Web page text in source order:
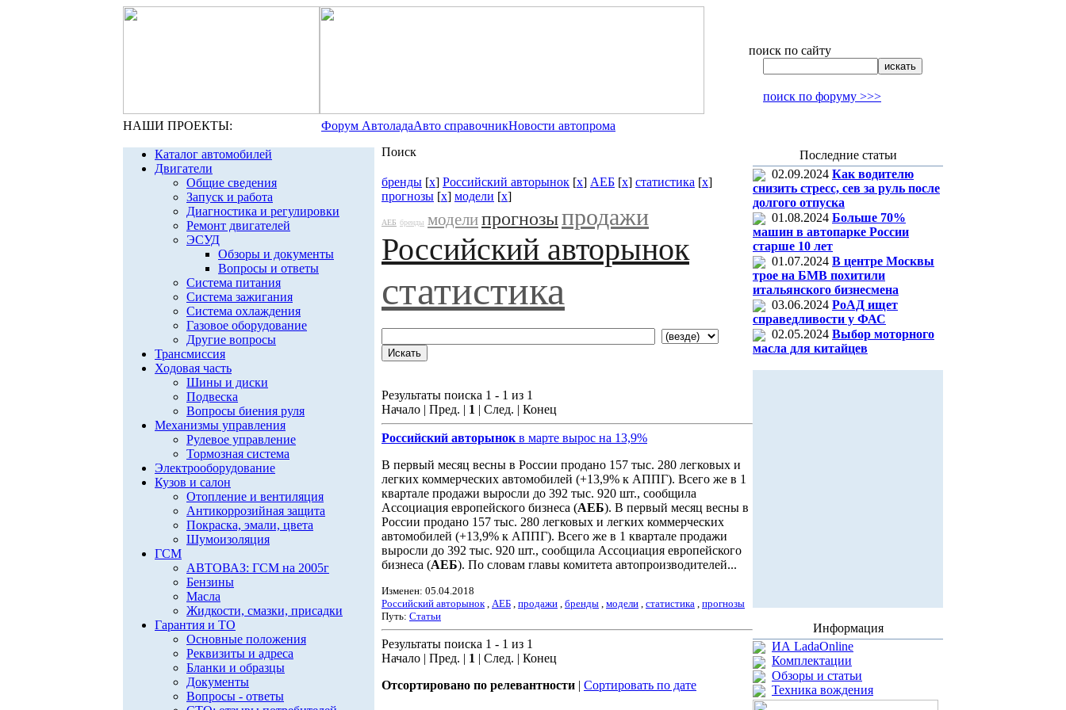
поиск по сайту
поиск по форуму >>>
НАШИ ПРОЕКТЫ: Форум АвтоладаАвто справочникНовости автопрома
Каталог автомобилей
Двигатели
Общие сведения
Запуск и работа
Диагностика и регулировки
Ремонт двигателей
ЭСУД
Обзоры и документы
Вопросы и ответы
Система питания
Система зажигания
Система охлаждения
Газовое оборудование
Другие вопросы
Трансмиссия
Ходовая часть
Шины и диски
Подвеска
Вопросы биения руля
Механизмы управления
Рулевое управление
Тормозная система
Электрооборудование
Кузов и салон
Отопление и вентиляция
Антикоррозийная защита
Покраска, эмали, цвета
Шумоизоляция
ГСМ
АВТОВАЗ: ГСМ на 2005г
Бензины
Масла
Жидкости, смазки, присадки
Гарантия и ТО
Основные положения
Реквизиты и адреса
Бланки и образцы
Документы
Вопросы - ответы
Поиск
бренды [x] Российский авторынок [x] АЕБ [x] статистика [x]
прогнозы [x] модели [x]
АЕБ бренды моделипрогнозыпродажи
Российский авторынок
статистика
Результаты поиска 1 - 1 из 1
Начало | Пред. | 1 | След. | Конец
Российский авторынок в марте вырос на 13,9%
В первый месяц весны в России продано 157 тыс. 280 легковых и
легких коммерческих автомобилей (+13,9% к АППГ). Всего же в 1
квартале продажи выросли до 392 тыс. 920 шт., сообщила
Ассоциация европейского бизнеса (АЕБ). В первый месяц весны в
России продано 157 тыс. 280 легковых и легких коммерческих
автомобилей (+13,9% к АППГ). Всего же в 1 квартале продажи
выросли до 392 тыс. 920 шт., сообщила Ассоциация европейского
бизнеса (АЕБ). По словам главы комитета автопроизводителей...
Изменен: 05.04.2018
Российский авторынок, АЕБ , продажи , бренды , модели , статистика , прогнозы
Путь: Статьи
Результаты поиска 1 - 1 из 1
Начало | Пред. | 1 | След. | Конец
Отсортировано по релевантности | Сортировать по дате
Последние статьи
02.09.2024 Как водителю
снизить стресс, сев за руль после
долгого отпуска
01.08.2024 Больше 70%
машин в автопарке России
старше 10 лет
01.07.2024 В центре Москвы
трое на БМВ похитили
итальянского бизнесмена
03.06.2024 РоАД ищет
справедливости у ФАС
02.05.2024 Выбор моторного
масла для китайцев
Информация
ИА LadaOnline
Комплектации
Обзоры и статьи
Техника вождения